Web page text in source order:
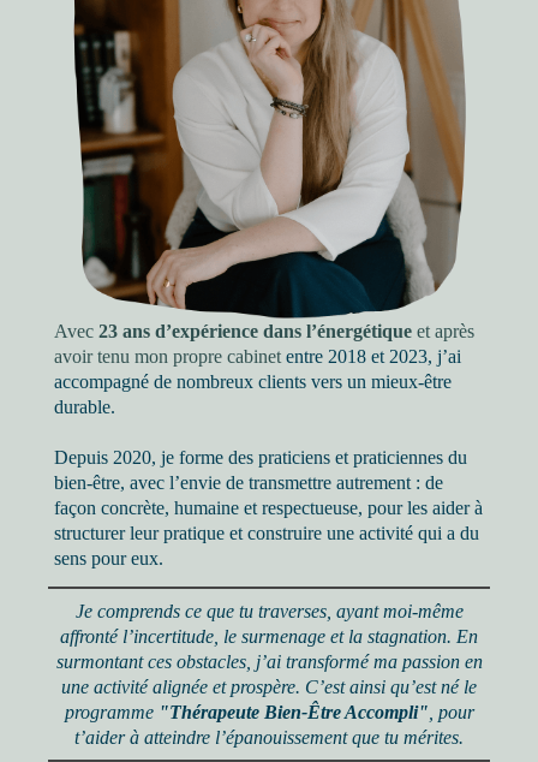
Avec 23 ans d’expérience dans l’énergétique et après
avoir tenu mon propre cabinet entre 2018 et 2023, j’ai
accompagné de nombreux clients vers un mieux-être
durable.
Depuis 2020, je forme des praticiens et praticiennes du
bien-être, avec l’envie de transmettre autrement : de
façon concrète, humaine et respectueuse, pour les aider à
structurer leur pratique et construire une activité qui a du
sens pour eux.
Je comprends ce que tu traverses, ayant moi-même
affronté l’incertitude, le surmenage et la stagnation. En
surmontant ces obstacles, j’ai transformé ma passion en
une activité alignée et prospère. C’est ainsi qu’est né le
programme "Thérapeute Bien-Être Accompli" , pour
t’aider à atteindre l’épanouissement que tu mérites.